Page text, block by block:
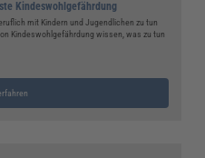
Kindeswohlgefährdung
mit Kindern und Jugendlichen zu tun
Kindeswohlgefährdung wissen, was zu tun